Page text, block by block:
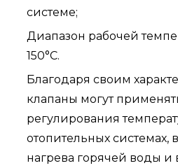
системе;
Диапазон рабочей
150°C.
Благодаря своим
клапаны могут
регулирования
отопительных системах,
нагрева горячей воды и